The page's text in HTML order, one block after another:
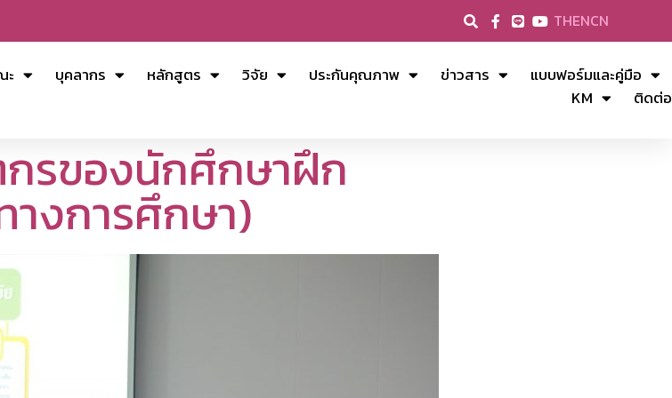
THENCN
ะ บุคลากร หลักสูตร วิจัย ประกันคุณภาพ ข่าวสาร
แบบฟอร์มและคู่มือ
KM
ติดต่อ
รของนักศึกษาฝึก
งการศึกษา)